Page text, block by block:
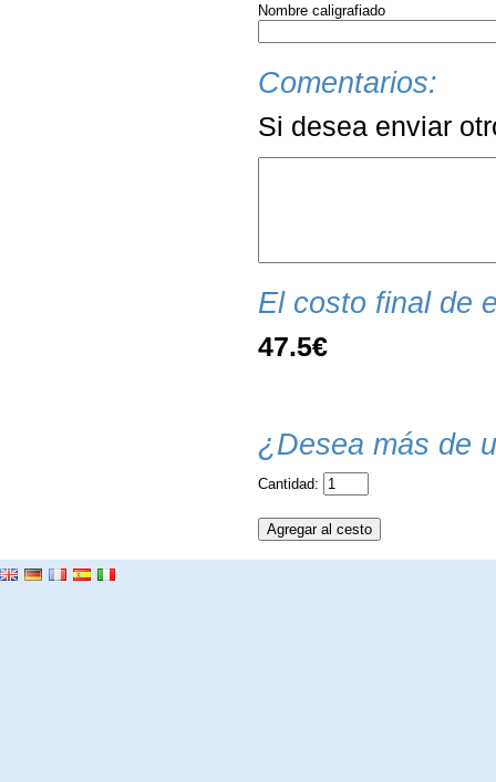
Nombre caligrafiado
Comentarios:
Si desea enviar
El costo final de
47.5€
¿Desea más de
Cantidad: